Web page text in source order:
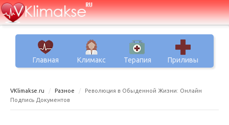
Главная Климакс Терапия Приливы
VKlimakse.ru Разное
Революция в Обыденной Жизни: Онлайн
Подпись Документов